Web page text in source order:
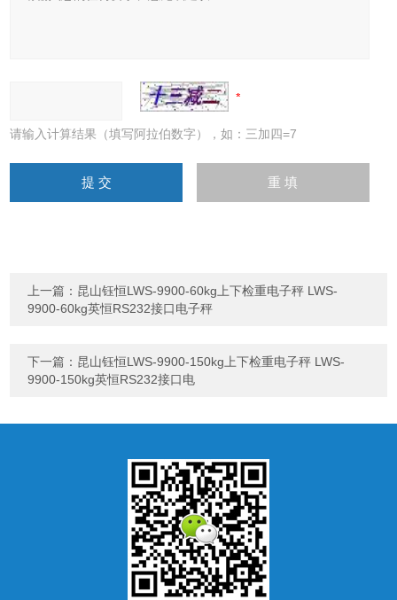
请输入计算结果（填写阿拉伯数字），如：三加四=7
上一篇： 昆山钰恒LWS-9900-60kg上下检重电子秤 LWS-
9900-60kg英恒RS232接口电子秤
下一篇： 昆山钰恒LWS-9900-150kg上下检重电子秤 LWS-
9900-150kg英恒RS232接口电